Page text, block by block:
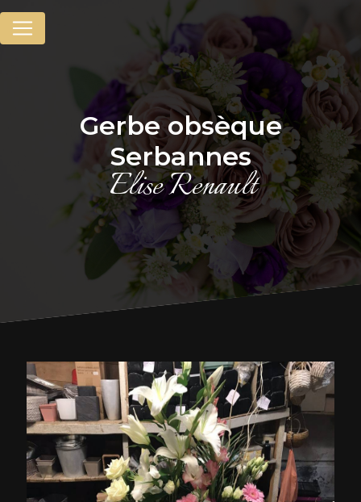
gerbe obsèque
Serbannes
Elise Renault
Panneau de gestion des cookies